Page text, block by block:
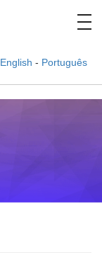
English - Português